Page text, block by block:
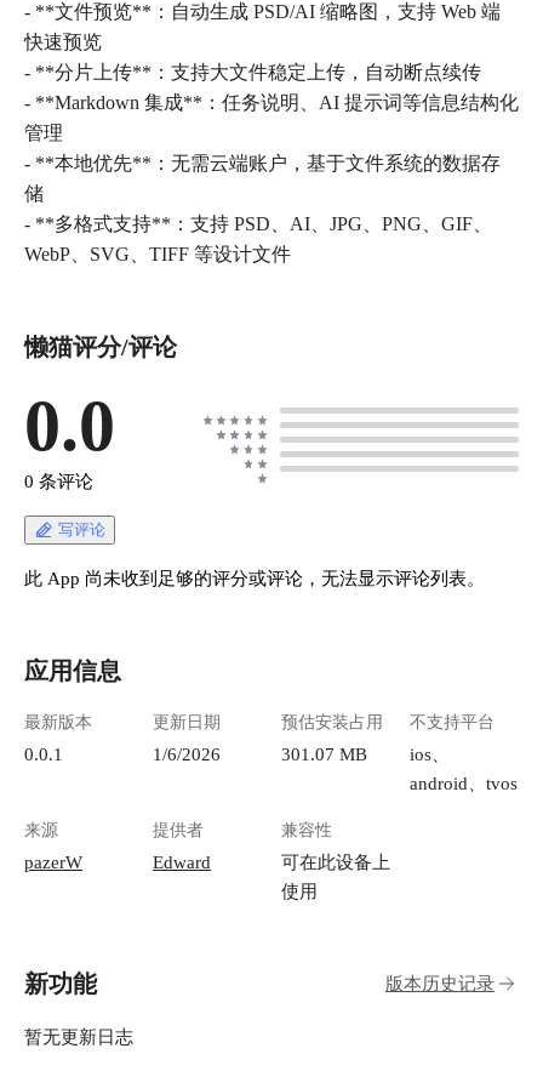
- **文件预览**：自动生成 PSD/AI 缩略图，支持 Web 端
快速预览
- **分片上传**：支持大文件稳定上传，自动断点续传
- **Markdown 集成**：任务说明、AI 提示词等信息结构化
管理
- **本地优先**：无需云端账户，基于文件系统的数据存
储
- **多格式支持**：支持 PSD、AI、JPG、PNG、GIF、
WebP、SVG、TIFF 等设计文件
懒猫评分/评论
0.0
0 条评论
写评论
此 App 尚未收到足够的评分或评论，无法显示评论列表。
应用信息
最新版本
0.0.1
更新日期
1/6/2026
预估安装占用
301.07 MB
不支持平台
ios、
android、tvos
来源
pazerW
提供者
Edward
兼容性
可在此设备上
使用
新功能 版本历史记录
暂无更新日志